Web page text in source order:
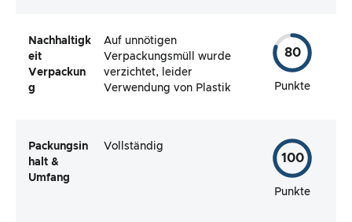
Nachhaltigk
eit
Verpackun
g
Auf unnötigen
Verpackungsmüll wurde
verzichtet, leider
Verwendung von Plastik
80
Punkte
Packungsin
halt &
Umfang
Vollständig
100
Punkte